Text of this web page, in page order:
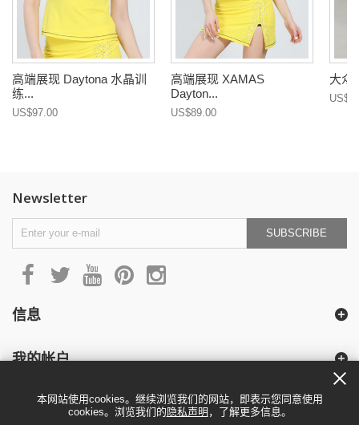
高端展现 Daytona 水晶训
练...
US$97.00
高端展现 XAMAS
Dayton...
US$89.00
大众
Newsletter
SUBSCRIBE
信息
我的帐户
本网站使用cookies。继续浏览我们的网站，即表示您同意使用
cookies。浏览我们的 隐私声明 ，了解更多信息。